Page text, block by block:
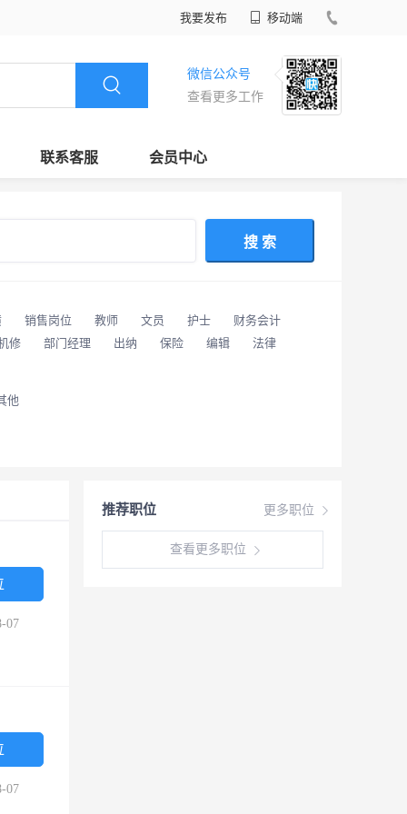
我要发布 移动端
微信公众号
查看更多工作
联系客服 会员中心
搜 索
销售岗位 教师 文员 护士
财务会计
修 部门经理 出纳 保险 编辑
法律
他
更多职位
推荐职位
查看更多职位
07
07